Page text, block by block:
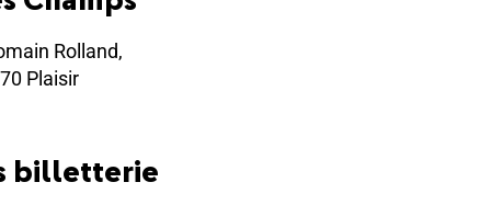
Rolland,
Plaisir
billetterie